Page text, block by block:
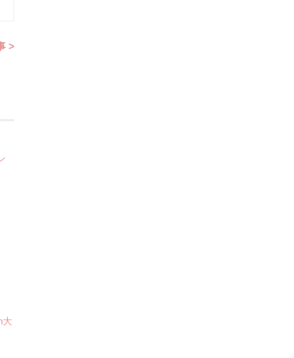
>
大